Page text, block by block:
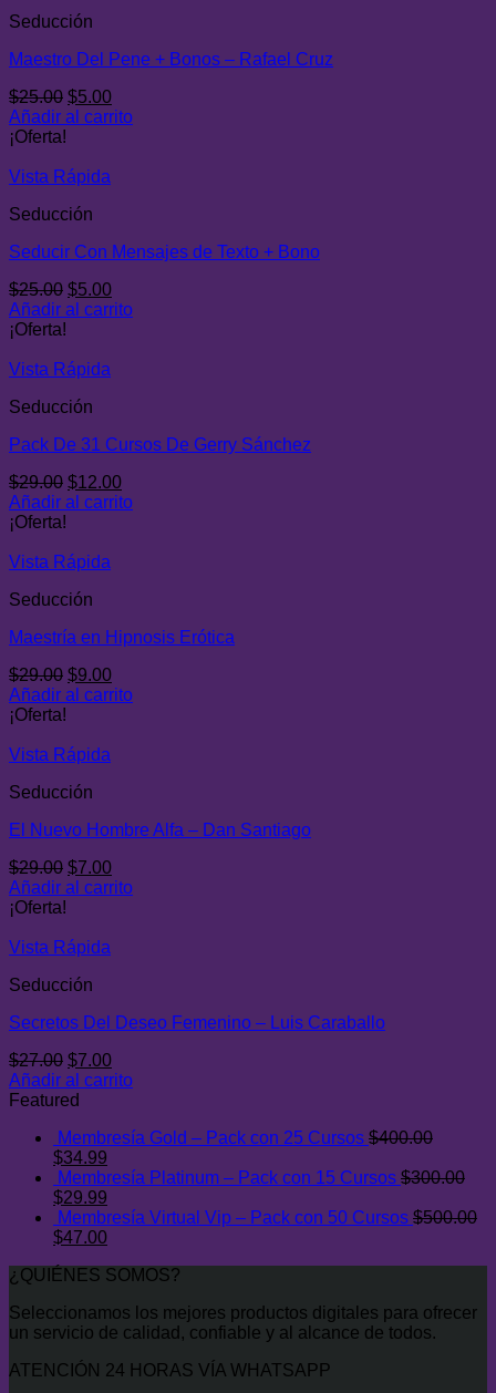
Seducción
Maestro Del Pene + Bonos – Rafael Cruz
$25.00 El
precio
$25.00.
$5.00El
precio
Añadir al carrito
¡Oferta!
Vista Rápida
Seducción
Seducir Con Mensajes de Texto + Bono
$25.00 El
precio
$25.00.
$5.00El
precio
Añadir al carrito
¡Oferta!
Vista Rápida
Seducción
Pack De 31 Cursos De Gerry Sánchez
$29.00 El
precio
$29.00.
$12.00El
precio
Añadir al carrito
¡Oferta!
Vista Rápida
Seducción
Maestría en Hipnosis Erótica
$29.00 El
precio
$29.00.
$9.00El
precio
Añadir al carrito
¡Oferta!
Vista Rápida
Seducción
El Nuevo Hombre Alfa – Dan Santiago
$29.00 El
precio
$29.00.
$7.00El
precio
Añadir al carrito
¡Oferta!
Vista Rápida
Seducción
Secretos Del Deseo Femenino – Luis Caraballo
$27.00 El
precio
original
$27.00.
$7.00El
precio
$7.00.
Añadir al carrito
Featured
Membresía Gold – Pack con 25 Cursos $400.00
El
precio
original
era:
$400.00.
$34.99
precio
es:
$34.99.
Membresía Platinum – Pack con 15 Cursos $300.00
El
precio
original
$300.00.
$29.99
precio
actual
$29.99.
Membresía Virtual Vip – Pack con 50 Cursos $500.00
El
original
$500.00.
$47.00El
actual
$47.00.
¿QUIÉNES SOMOS?
Seleccionamos los mejores productos digitales para ofrecer
un servicio de calidad, confiable y al alcance de todos.
ATENCIÓN 24 HORAS VÍA WHATSAPP